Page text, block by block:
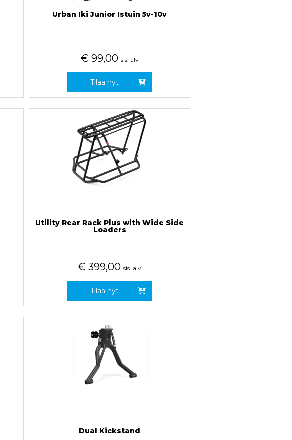
Urban Iki Junior Istuin 5v-10v
€ 99,00 sis. alv
Tilaa nyt
Utility Rear Rack Plus with Wide Side
Loaders
€ 399,00 sis. alv
Tilaa nyt
Dual Kickstand